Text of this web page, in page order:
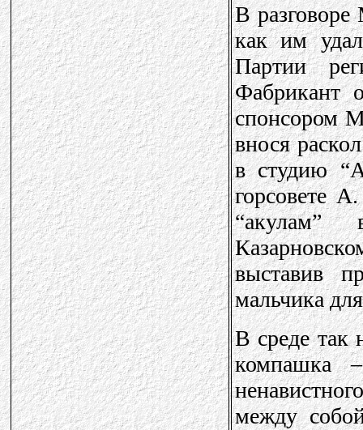
В разговоре
как им
Партии
Фабрикант
спонсором
внося
в студию
горсовете
“акулам”
выставив
мальчика
В среде так
компашка
между